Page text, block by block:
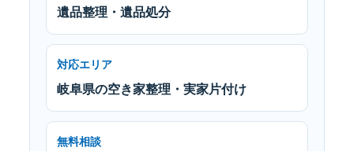
遺品整理・遺品処分
対応エリア
岐阜県の空き家整理・実家片付け
無料相談